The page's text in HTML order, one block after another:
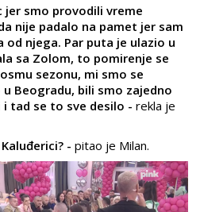
jer smo provodili vreme
nije padalo na pamet jer sam
od njega. Par puta je ulazio u
sa Zolom, to pomirenje se
sezonu, mi smo se
Beogradu, bili smo zajedno
tad se to sve desilo - rekla je
- pitao je Milan.